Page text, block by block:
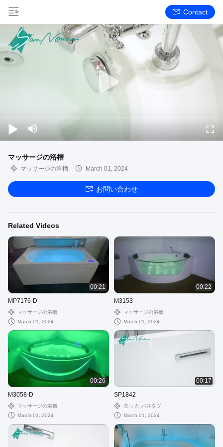
Contact
マッサージの浴槽
マッサージの浴槽 March 01, 2024
お問い合わせ
Related Videos
00:21
MP7176-D
マッサージの浴槽
March 01, 2024
00:22
M3153
マッサージの浴槽
March 01, 2024
00:26
M3058-D
マッサージの浴槽
March 01, 2024
00:17
SP1842
立っ た バスタブ
March 01, 2024